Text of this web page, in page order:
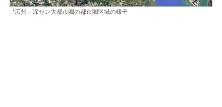
*広州―深セン大都市圏の都市圏区域の様子